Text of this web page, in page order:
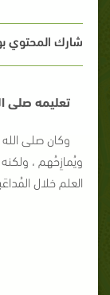
شارك المحتوي
تعليمه صلى
وكان صلى
العلم خلال